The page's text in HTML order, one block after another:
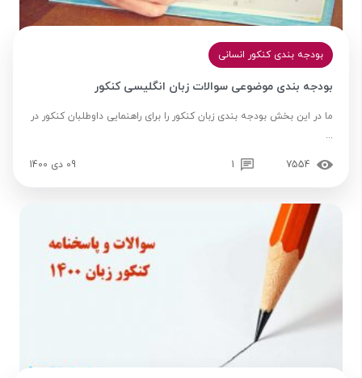
بودجه بندی کنکور انسانی
بودجه بندی موضوعی سوالات زبان انگلیسی کنکور
ما در این بخش بودجه بندی زبان کنکور را برای راهنمایی داوطلبان کنکور در
...
7554
1 09 دی 1400